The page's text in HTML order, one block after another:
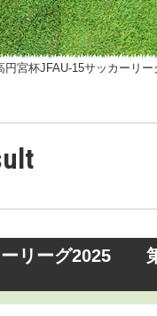
円宮杯JFAU-15サッカー
ーリーグ